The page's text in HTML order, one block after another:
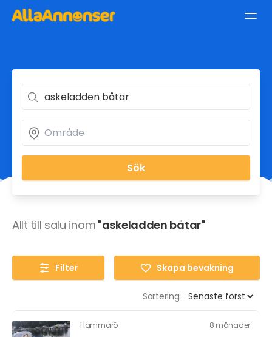
Sök
Allt till salu inom "askeladden båtar"
Filter Skapa bevakning
Sortering:
Hammarö 8 månader